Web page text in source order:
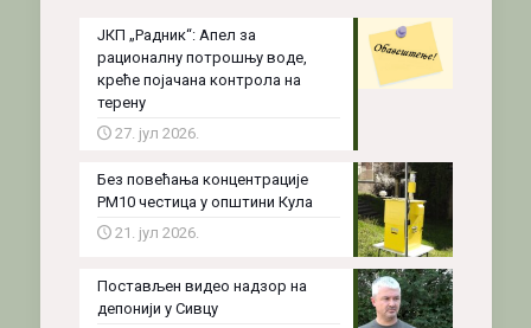
ЈКП „Радник“: Апел за
рационалну потрошњу воде,
креће појачана контрола на
терену
27. јул 2026.
Без повећања концентрације
PM10 честица у општини Кула
21. јул 2026.
Постављен видео надзор на
депонији у Сивцу